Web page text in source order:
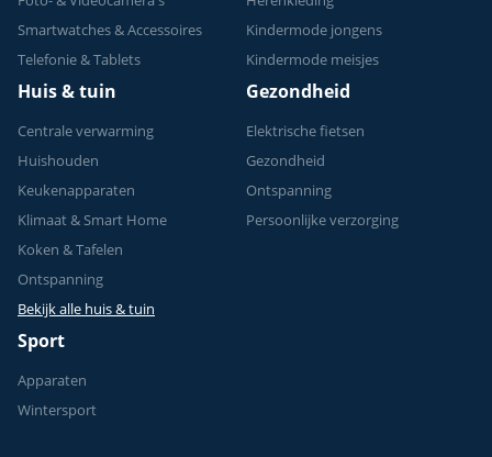
Smartwatches & Accessoires
Telefonie & Tablets
Kindermode jongens
Kindermode meisjes
Huis & tuin
Centrale verwarming
Huishouden
Keukenapparaten
Klimaat & Smart Home
Koken & Tafelen
Ontspanning
Bekijk alle huis & tuin
Gezondheid
Elektrische fietsen
Gezondheid
Ontspanning
Persoonlijke verzorging
Sport
Apparaten
Wintersport